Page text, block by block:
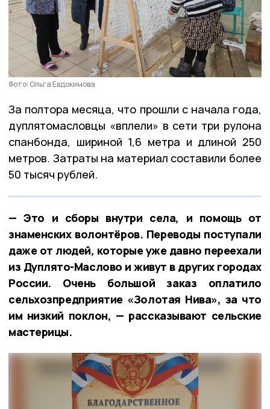
Фото: Ольга Евдокимова
За полтора месяца, что прошли с начала года,
дуплятомасловцы «вплели» в сети три рулона
спанбонда, шириной 1,6 метра и длиной 250
метров. Затраты на материал составили более
50 тысяч рублей.
— Это и сборы внутри села, и помощь от
знаменских волонтёров. Переводы поступали
даже от людей, которые уже давно переехали
из Дуплято-Маслово и живут в других городах
России. Очень большой заказ оплатило
сельхозпредприятие «Золотая Нива», за что
им низкий поклон, — рассказывают сельские
мастерицы.